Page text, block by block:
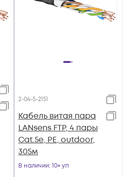
2-04-5-2151
Кабель витая пара
LANsens FTP, 4 пары
Cat.5e, PE, outdoor,
305м
В наличии: 10+ уп